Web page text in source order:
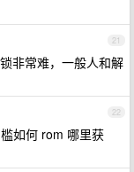
21
非常难，一般人和解
22
如何 rom 哪里获